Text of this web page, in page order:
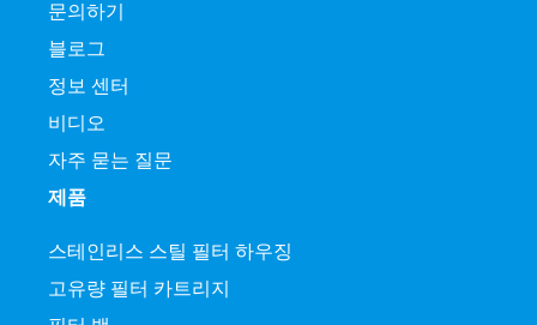
문의하기
블로그
정보 센터
비디오
자주 묻는 질문
제품
스테인리스 스틸 필터 하우징
고유량 필터 카트리지